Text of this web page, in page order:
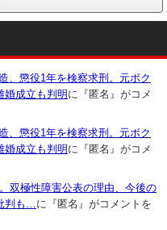
、懲役1年を検察求刑。元ボク
婚成立も判明 に『匿名』がコメ
、懲役1年を検察求刑。元ボク
婚成立も判明 に『匿名』がコメ
双極性障害公表の理由、今後の
判も… に『匿名』がコメントを